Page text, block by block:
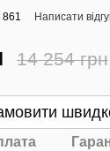
861 Написати
14 254 грн